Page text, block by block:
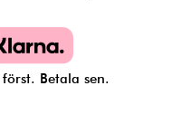
först. Betala sen.